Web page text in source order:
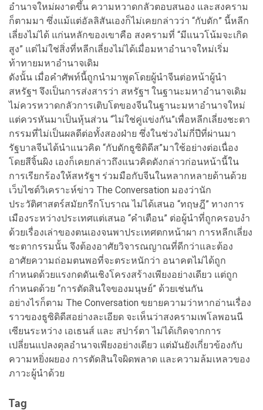
อำนาจใหม่ผงาดขึ้น ความหวาดกลัวตอบสนอง และสงคราม
ก็ตามมา ซึ่งแม้แต่อัลลิสันเองก็ไม่เคยกล่าวว่า “กับดัก” นี้หลีก
เลี่ยงไม่ได้ แก่นหลักของเขาคือ สงครามที่ “มีแนวโน้มจะเกิด
สูง” แต่ไม่ใช่สิ่งที่หลีกเลี่ยงไม่ได้เมื่อมหาอำนาจใหม่เริ่ม
ท้าทายมหาอำนาจเดิม
ดังนั้น เมื่อคำศัพท์นี้ถูกนำมาพูดโดยผู้นำจีนต่อหน้าผู้นำ
สหรัฐฯ จึงเป็นการส่งสารว่า สหรัฐฯ ในฐานะมหาอำนาจเดิม
ไม่ควรหวาดกลัวการเติบโตของจีนในฐานะมหาอำนาจใหม่
แต่ควรหันมาเป็นหุ้นส่วน “ไม่ใช่คู่แข่งกัน”เพื่อหลีกเลี่ยงชะตา
กรรมที่ไม่เป็นผลดีต่อทั้งสองฝ่าย ซึ่งในช่วงไม่กี่ปีที่ผ่านมา
รัฐบาลจีนได้นำแนวคิด “กับดักธูซิดิดีส”มาใช้อย่างต่อเนื่อง
โดยสีจิ้นผิง เองก็เคยกล่าวถึงแนวคิดดังกล่าวก่อนหน้านี้ใน
การเรียกร้องให้สหรัฐฯ ร่วมมือกับจีนในหลากหลายด้านด้วย
เว็บไซต์วิเคราะห์ข่าว The Conversation มองว่านัก
ประวัติศาสตร์สมัยกรีกโบราณ ไม่ได้เสนอ “ทฤษฎี” ทางการ
เมืองระหว่างประเทศแต่เสนอ “คำเตือน” ต่อผู้นำที่ถูกครอบงำ
ด้วยเรื่องเล่าของตนเองจนพาประเทศตกหน้าผา การหลีกเลี่ยง
ชะตากรรมนั้น จึงต้องอาศัยวิจารณญาณที่ดีกว่าและต้อง
อาศัยความถ่อมตนพอที่จะตระหนักว่า อนาคตไม่ได้ถูก
กำหนดด้วยแรงกดดันเชิงโครงสร้างเพียงอย่างเดียว แต่ถูก
กำหนดด้วย “การตัดสินใจของมนุษย์” ด้วยเช่นกัน
อย่างไรก็ตาม The Conversation ขยายความว่าหากอ่านเรื่อง
ราวของธูซิดิดีสอย่างละเอียด จะเห็นว่าสงครามเพโลพอนนี
เซียนระหว่าง เอเธนส์ และ สปาร์ตา ไม่ได้เกิดจากการ
เปลี่ยนแปลงดุลอำนาจเพียงอย่างเดียว แต่มันยังเกี่ยวข้องกับ
ความหยิ่งผยอง การตัดสินใจผิดพลาด และความล้มเหลวของ
ภาวะผู้นำด้วย
Tag